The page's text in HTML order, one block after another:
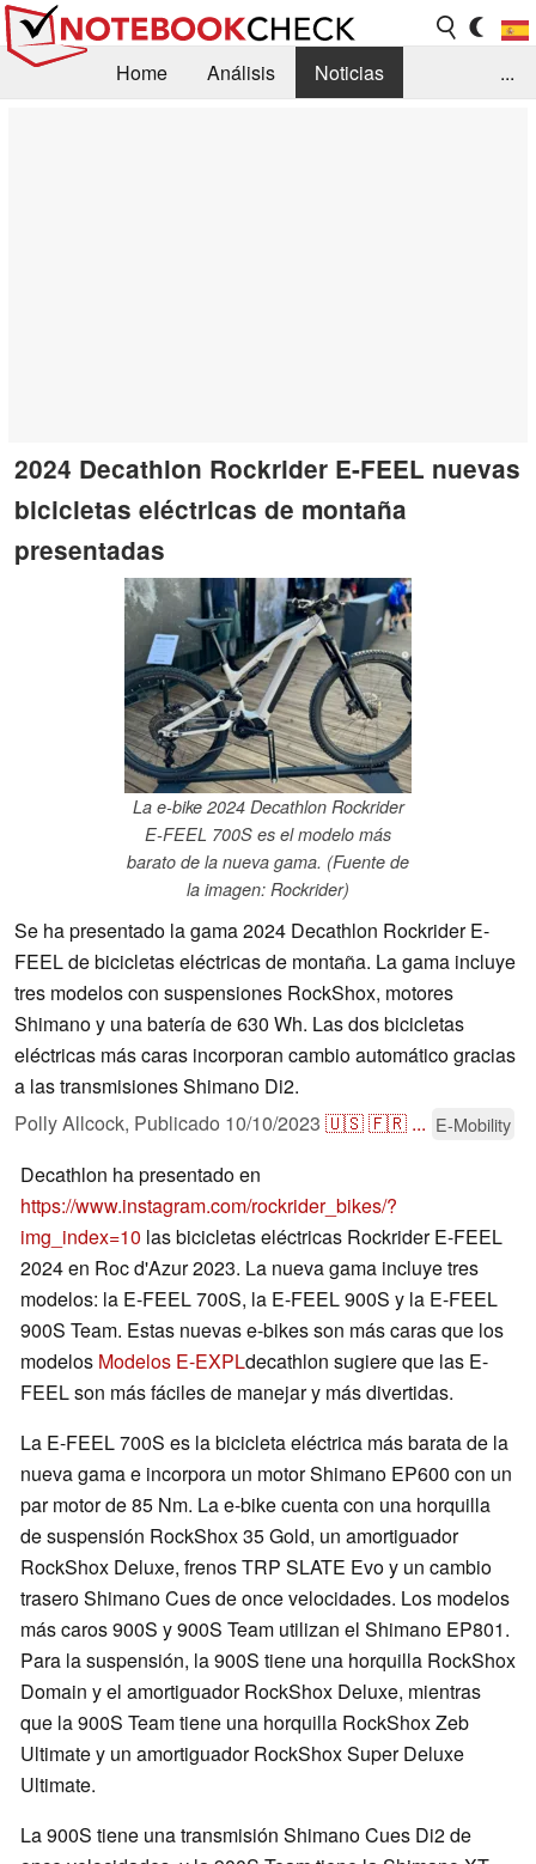
Home Análisis
Noticias
...
2024 Decathlon Rockrider E-FEEL nuevas
bicicletas eléctricas de montaña
presentadas
La e-bike 2024 Decathlon Rockrider
E-FEEL 700S es el modelo más
barato de la nueva gama. (Fuente de
la imagen: Rockrider)
Se ha presentado la gama 2024 Decathlon Rockrider E-
FEEL de bicicletas eléctricas de montaña. La gama incluye
tres modelos con suspensiones RockShox, motores
Shimano y una batería de 630 Wh. Las dos bicicletas
eléctricas más caras incorporan cambio automático gracias
a las transmisiones Shimano Di2.
Polly Allcock, Publicado 10/10/2023 🇺🇸🇫🇷 ... E-Mobility
Decathlon ha presentado en
https://www.instagram.com/rockrider_bikes/?
img_index=10 las bicicletas eléctricas Rockrider E-FEEL
2024 en Roc d'Azur 2023. La nueva gama incluye tres
modelos: la E-FEEL 700S, la E-FEEL 900S y la E-FEEL
900S Team. Estas nuevas e-bikes son más caras que los
modelos Modelos E-EXPLdecathlon sugiere que las E-
FEEL son más fáciles de manejar y más divertidas.
La E-FEEL 700S es la bicicleta eléctrica más barata de la
nueva gama e incorpora un motor Shimano EP600 con un
par motor de 85 Nm. La e-bike cuenta con una horquilla
de suspensión RockShox 35 Gold, un amortiguador
RockShox Deluxe, frenos TRP SLATE Evo y un cambio
trasero Shimano Cues de once velocidades. Los modelos
más caros 900S y 900S Team utilizan el Shimano EP801.
Para la suspensión, la 900S tiene una horquilla RockShox
Domain y el amortiguador RockShox Deluxe, mientras
que la 900S Team tiene una horquilla RockShox Zeb
Ultimate y un amortiguador RockShox Super Deluxe
Ultimate.
La 900S tiene una transmisión Shimano Cues Di2 de